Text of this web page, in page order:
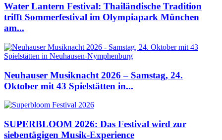
Water Lantern Festival: Thailändische Tradition
trifft Sommerfestival im Olympiapark München
am...
Neuhauser Musiknacht 2026 – Samstag, 24.
Oktober mit 43 Spielstätten in...
SUPERBLOOM 2026: Das Festival wird zur
siebentägigen Musik-Experience